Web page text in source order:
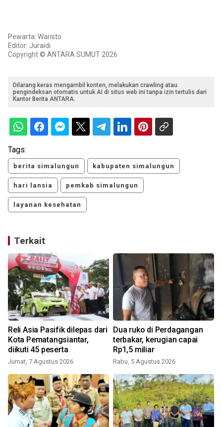
Pewarta: Waristo
Editor: Juraidi
Copyright © ANTARA SUMUT 2026
Dilarang keras mengambil konten, melakukan crawling atau
pengindeksan otomatis untuk AI di situs web ini tanpa izin tertulis dari
Kantor Berita ANTARA.
Tags:
berita simalungun kabupaten simalungun
hari lansia pemkab simalungun
layanan kesehatan
Terkait
Reli Asia Pasifik dilepas dari
Kota Pematangsiantar,
diikuti 45 peserta
Jumat, 7 Agustus 2026
Dua ruko di Perdagangan
terbakar, kerugian capai
Rp1,5 miliar
Rabu, 5 Agustus 2026